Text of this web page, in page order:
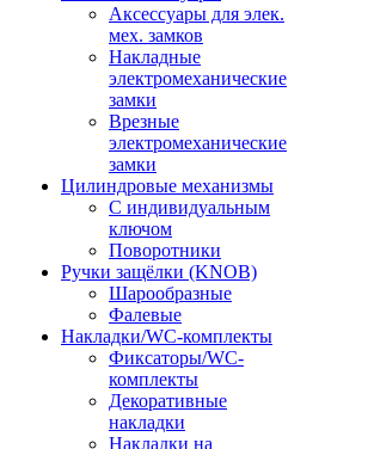
Аксессуары для элек.
мех. замков
Накладные
электромеханические
замки
Врезные
электромеханические
замки
Цилиндровые механизмы
С индивидуальным
ключом
Поворотники
Ручки защёлки (KNOB)
Шарообразные
Фалевые
Накладки/WC-комплекты
Фиксаторы/WC-
комплекты
Декоративные
накладки
Накладки на